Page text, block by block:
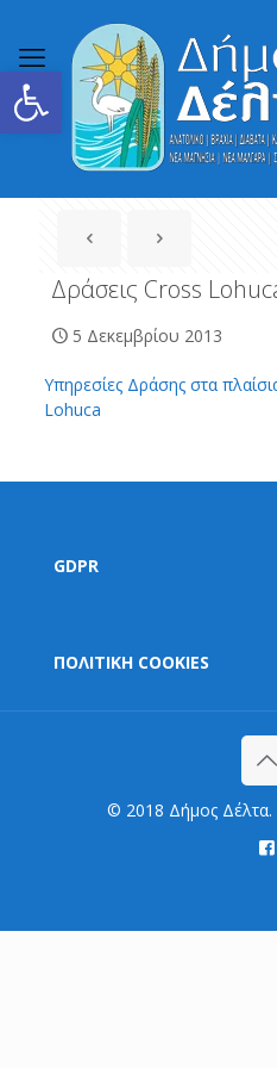
Ανοίξτε τη γραμμή εργαλείων
Δράσεις Cross
5 Δεκεμβρίου 2013
Υπηρεσίες Δράσης στα
Lohuca
GDPR
ΠΟΛΙΤΙΚΗ COOKIES
© 2018 Δήμος Δέλτα.